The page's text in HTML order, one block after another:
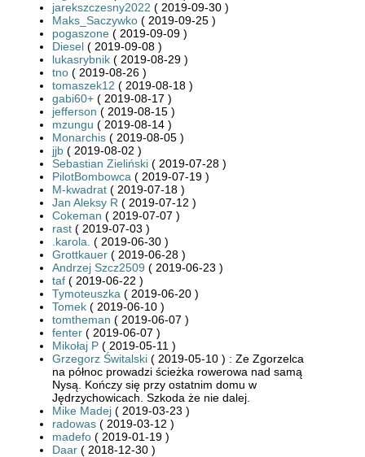
jarekszczesny2022 ( 2019-09-30 )
Maks_Saczywko ( 2019-09-25 )
pogaszone ( 2019-09-09 )
Diesel ( 2019-09-08 )
lukasrybnik ( 2019-08-29 )
tno ( 2019-08-26 )
tomaszek12 ( 2019-08-18 )
gabi60+ ( 2019-08-17 )
jefferson ( 2019-08-15 )
mzungu ( 2019-08-14 )
Monarchis ( 2019-08-05 )
jjb ( 2019-08-02 )
Sebastian Zieliński ( 2019-07-28 )
PilotBombowca ( 2019-07-19 )
M-kwadrat ( 2019-07-18 )
Jan Aleksy R ( 2019-07-12 )
Cokeman ( 2019-07-07 )
rast ( 2019-07-03 )
.karola. ( 2019-06-30 )
Grottkauer ( 2019-06-28 )
Andrzej Szcz2509 ( 2019-06-23 )
taf ( 2019-06-22 )
Tymoteuszka ( 2019-06-20 )
Tomek ( 2019-06-10 )
tomtheman ( 2019-06-07 )
fenter ( 2019-06-07 )
Mikołaj P ( 2019-05-11 )
Grzegorz Świtalski ( 2019-05-10 ) : Ze Zgorzelca
na północ prowadzi ścieżka rowerowa nad samą
Nysą. Kończy się przy ostatnim domu w
Jędrzychowicach. Szkoda że nie dalej.
Mike Madej ( 2019-03-23 )
radowas ( 2019-03-12 )
madefo ( 2019-01-19 )
Daar ( 2018-12-30 )